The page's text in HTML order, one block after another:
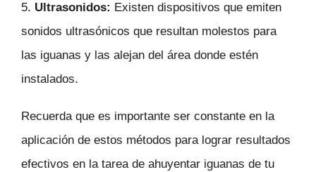
5. Ultrasonidos: Existen dispositivos que emiten
sonidos ultrasónicos que resultan molestos para
las iguanas y las alejan del área donde estén
instalados.
Recuerda que es importante ser constante en la
aplicación de estos métodos para lograr resultados
efectivos en la tarea de ahuyentar iguanas de tu